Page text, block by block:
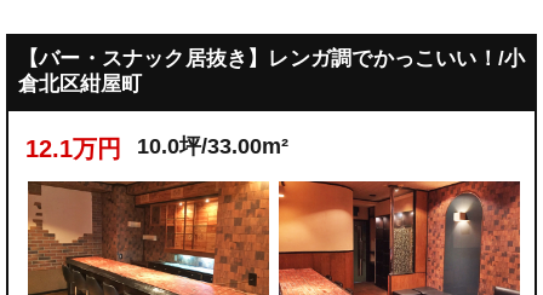
【バー・スナック居抜き】レンガ調でかっこいい！/小
倉北区紺屋町
12.1万円 10.0坪/33.00m²